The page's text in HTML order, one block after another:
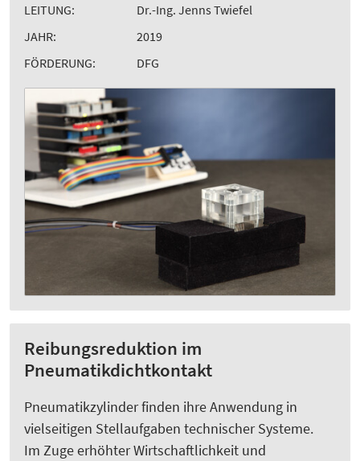
LEITUNG:
Dr.-Ing. Jenns Twiefel
JAHR:
2019
FÖRDERUNG:
DFG
Reibungsreduktion im
Pneumatikdichtkontakt
Pneumatikzylinder finden ihre Anwendung in
vielseitigen Stellaufgaben technischer Systeme.
Im Zuge erhöhter Wirtschaftlichkeit und